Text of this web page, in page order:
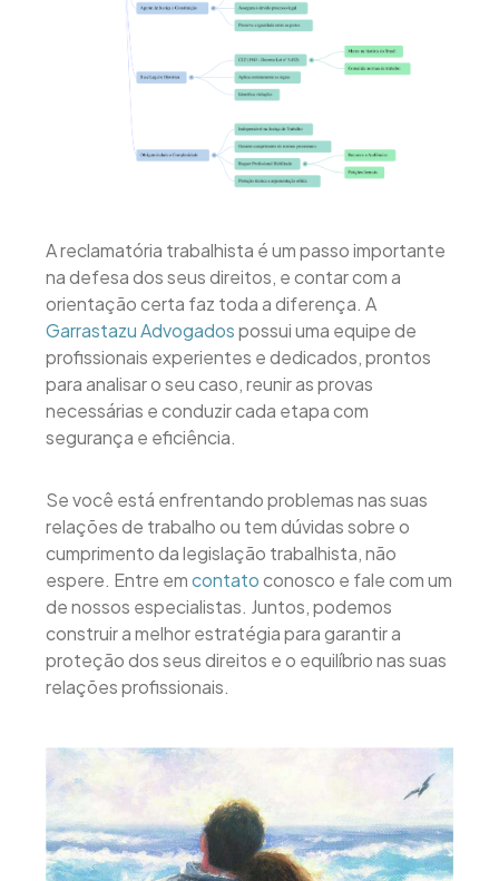
A reclamatória trabalhista é um passo importante
na defesa dos seus direitos, e contar com a
orientação certa faz toda a diferença. A
Garrastazu Advogadospossui uma equipe de
profissionais experientes e dedicados, prontos
para analisar o seu caso, reunir as provas
necessárias e conduzir cada etapa com
segurança e eficiência.
Se você está enfrentando problemas nas suas
relações de trabalho ou tem dúvidas sobre o
cumprimento da legislação trabalhista, não
espere. Entre emcontatoconosco e fale com um
de nossos especialistas. Juntos, podemos
construir a melhor estratégia para garantir a
proteção dos seus direitos e o equilíbrio nas suas
relações profissionais.